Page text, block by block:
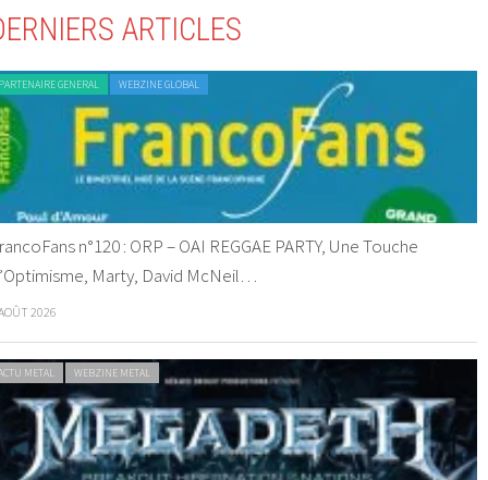
ARTICLES
GENERAL WEBZINE GLOBAL
n°120 : ORP – OAI REGGAE PARTY, Une Touche
Marty, David McNeil…
2026
METAL WEBZINE METAL